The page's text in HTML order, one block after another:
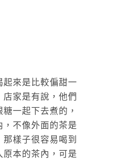
起來是比較偏甜一
家是有說，他們
一起下去煮的，
不像外面的茶是
樣子很容易喝到
本的茶內，可是